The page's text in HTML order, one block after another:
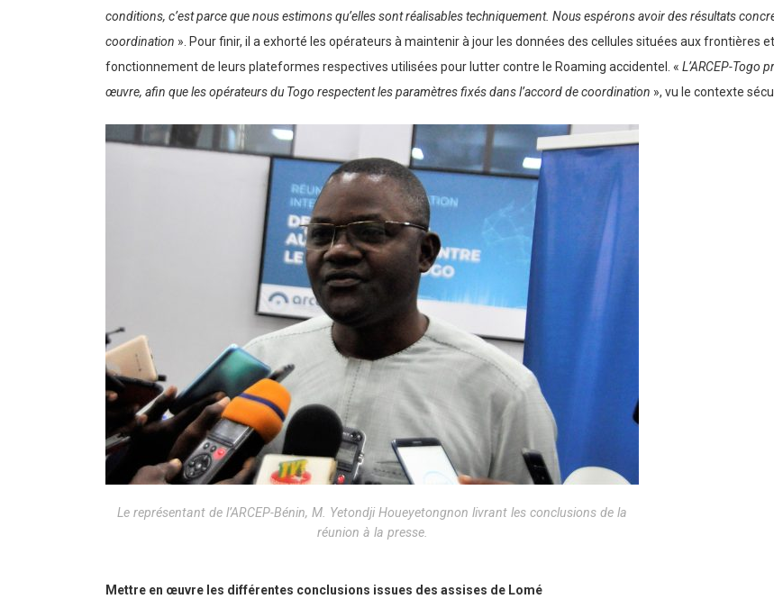
conditions, c’est parce que nous estimons qu’elles sont réalisables techniquement. Nous espérons avoir des résultats
coordination ». Pour finir, il a exhorté les opérateurs à maintenir à jour les données des cellules situées aux
fonctionnement de leurs plateformes respectives utilisées pour lutter contre le Roaming accidentel. « L’ARCEP-Togo
œuvre, afin que les opérateurs du Togo respectent les paramètres fixés dans l’accord de coordination », vu le contexte
Le représentant de l’ARCEP-Bénin, M. Yetondji Houeyetongnon livrant les conclusions de la
réunion à la presse.
Mettre en œuvre les différentes conclusions issues des assises de Lomé